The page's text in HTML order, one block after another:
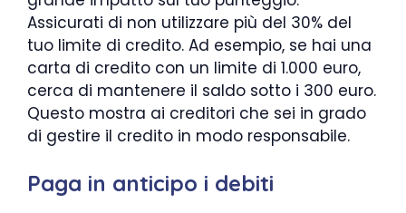
Assicurati di non utilizzare più del 30% del
tuo limite di credito. Ad esempio, se hai una
carta di credito con un limite di 1.000 euro,
cerca di mantenere il saldo sotto i 300 euro.
Questo mostra ai creditori che sei in grado
di gestire il credito in modo responsabile.
Paga in anticipo i debiti